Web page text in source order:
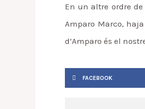
En un altre ordre
Amparo Marco,
d’Amparo és el
FACEBOOK